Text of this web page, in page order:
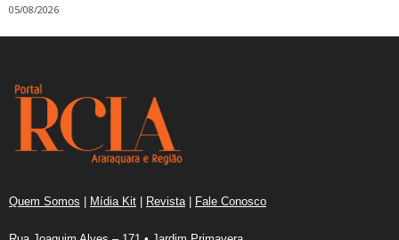
05/08/2026
Quem Somos | Mídia Kit | Revista | Fale Conosco